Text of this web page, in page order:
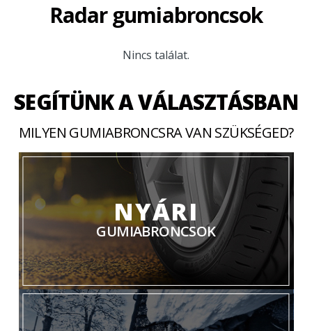
Radar gumiabroncsok
Nincs találat.
SEGÍTÜNK A VÁLASZTÁSBAN
MILYEN GUMIABRONCSRA VAN SZÜKSÉGED?
NYÁRI
GUMIABRONCSOK